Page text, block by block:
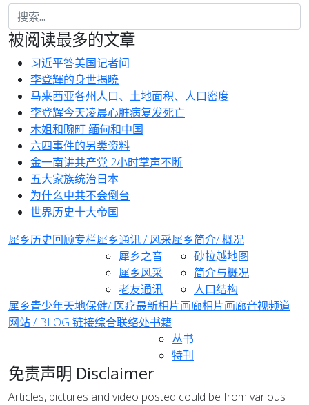
被阅读最多的文章
习近平答美国记者问
李登輝的身世揭曉
马来西亚各州人口、土地面积、人口密度
李登辉今天凌晨心脏病复发死亡
木姐和畹町 缅甸和中国
六四事件的另类资料
金一南讲共产党 2小时掌声不断
五大家族统治日本
为什么中共不会倒台
世界历史十大帝国
犀乡历史回顾专栏犀乡通讯 / 风采
犀乡之音
犀乡风采
老友通讯
犀乡简介/ 概况
砂拉越地图
简介与概况
人口结构
犀乡青少年天地保健/ 医疗最新相片画廊相片画廊音视频道
网站 / BLOG 链接综合联络处书籍
丛书
特刊
免责声明 Disclaimer
Articles, pictures and video posted could be from various